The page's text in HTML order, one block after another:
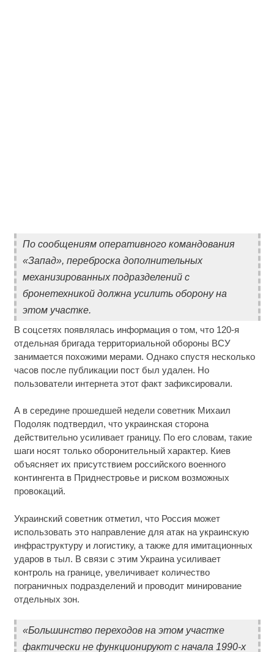
По сообщениям оперативного командования
«Запад», переброска дополнительных
механизированных подразделений с
бронетехникой должна усилить оборону на
этом участке.
В соцсетях появлялась информация о том, что 120-я
отдельная бригада территориальной обороны ВСУ
занимается похожими мерами. Однако спустя несколько
часов после публикации пост был удален. Но
пользователи интернета этот факт зафиксировали.
А в середине прошедшей недели советник Михаил
Подоляк подтвердил, что украинская сторона
действительно усиливает границу. По его словам, такие
шаги носят только оборонительный характер. Киев
объясняет их присутствием российского военного
контингента в Приднестровье и риском возможных
провокаций.
Украинский советник отметил, что Россия может
использовать это направление для атак на украинскую
инфраструктуру и логистику, а также для имитационных
ударов в тыл. В связи с этим Украина усиливает
контроль на границе, увеличивает количество
пограничных подразделений и проводит минирование
отдельных зон.
«Большинство переходов на этом участке
фактически не функционируют с начала 1990-х